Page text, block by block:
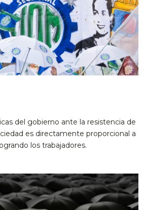
del gobierno ante la resistencia de
es directamente proporcional a
los trabajadores.